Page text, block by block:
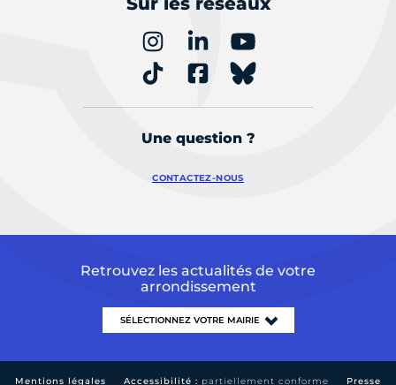
Une question ?
CONTACTEZ-NOUS
Retrouvez les actualités de votre
arrondissement
Mentions légales Accessibilité : partiellement conforme Presse